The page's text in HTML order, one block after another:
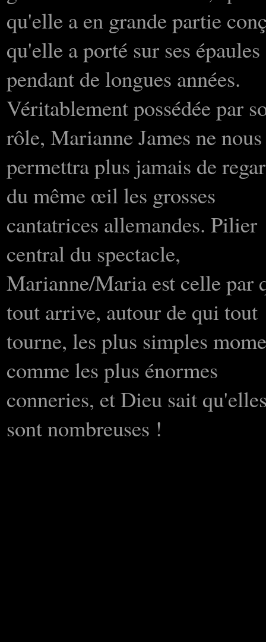
qu'elle a en grande partie
qu'elle a porté sur ses épaules
pendant de longues années.
Véritablement possédée par
rôle, Marianne James ne nous
permettra plus jamais de
du même œil les grosses
cantatrices allemandes. Pilier
central du spectacle,
Marianne/Maria est celle par
tout arrive, autour de qui tout
tourne, les plus simples
comme les plus énormes
conneries, et Dieu sait
sont nombreuses !